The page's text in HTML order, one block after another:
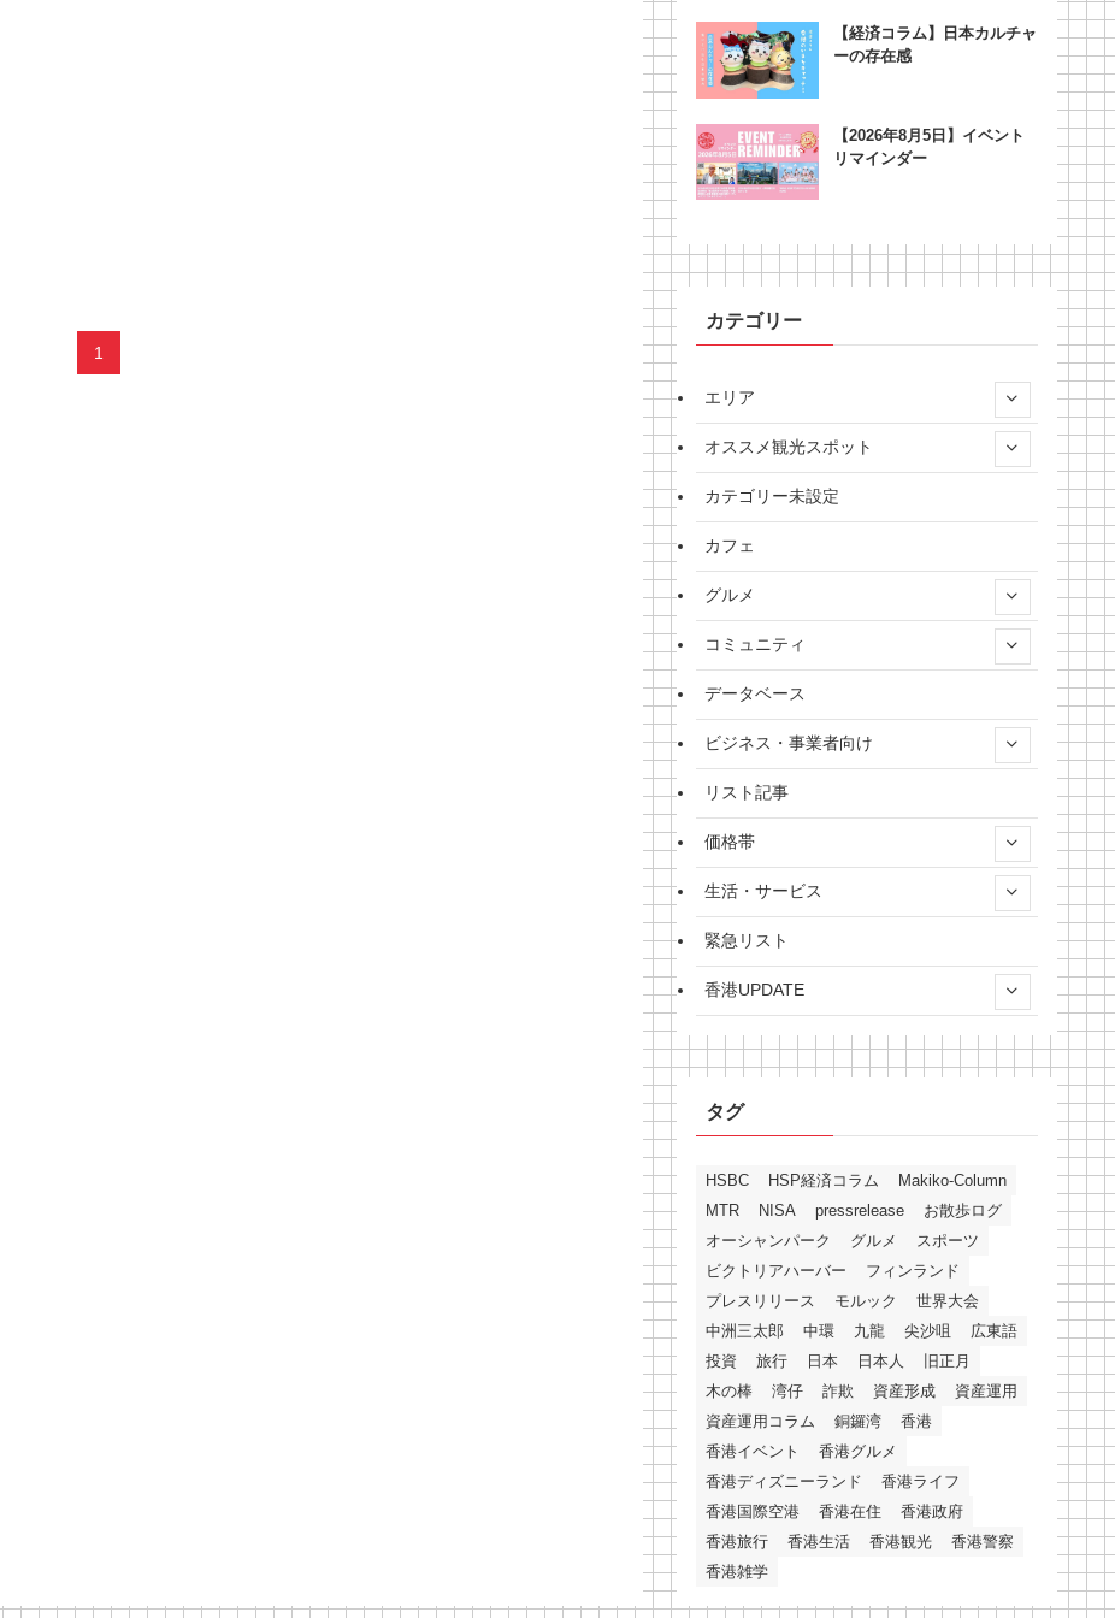
1
【経済コラム】日本カルチャ
ーの存在感
【2026年8月5日】イベント
リマインダー
カテゴリー
エリア
オススメ観光スポット
カテゴリー未設定
カフェ
グルメ
コミュニティ
データベース
ビジネス・事業者向け
リスト記事
価格帯
生活・サービス
緊急リスト
香港UPDATE
タグ
HSBC HSP経済コラム
Makiko-Column
MTR
NISA pressrelease
お散歩ログ
オーシャンパーク
グルメ
スポーツ
ビクトリアハーバー
フィンランド
プレスリリース
モルック
世界大会
中洲三太郎
中環 九龍 尖沙咀
広東語
投資
旅行 日本 日本人
旧正月
木の棒
湾仔 詐欺 資産形成
資産運用
資産運用コラム
銅鑼湾
香港
香港イベント
香港グルメ
香港ディズニーランド
香港ライフ
香港国際空港
香港在住
香港政府
香港旅行
香港生活 香港観光
香港警察
香港雑学